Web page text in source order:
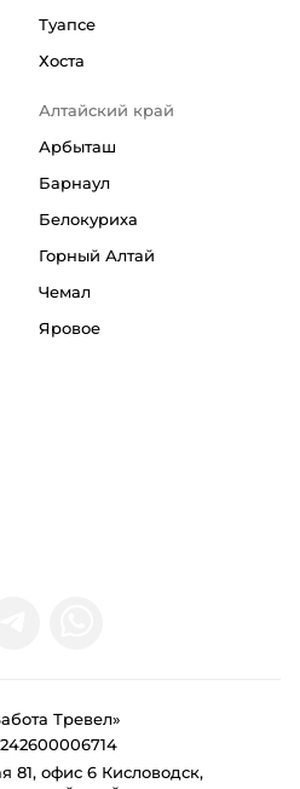
Туапсе
Хоста
Алтайский край
Арбыташ
Барнаул
Белокуриха
Горный Алтай
Чемал
Яровое
Тревел»
81, офис 6 Кисловодск,